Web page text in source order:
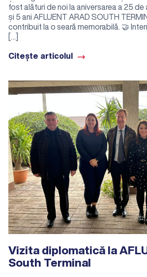
fost alături de noi la aniversarea a 25 de
și 5 ani AFLUENT ARAD SOUTH
contribuit la o seară memorabilă. 🤝
[…]
Citește articolul
Vizita diplomatică la
South Terminal